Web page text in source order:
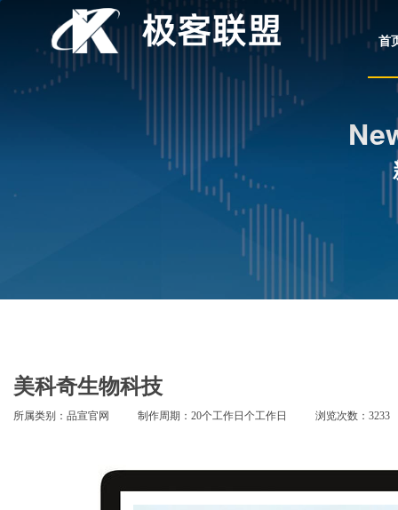
首
美科奇生物科技
所属类别：品宣官网 制作周期：20个工作日个工作日 浏览次数：3233